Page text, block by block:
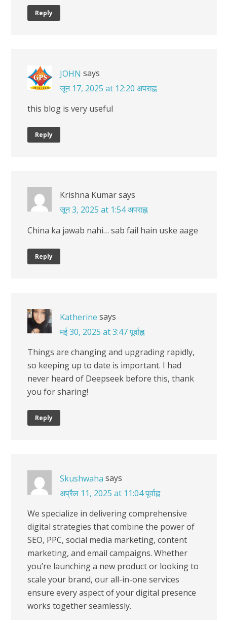
Reply
JOHN says
जून 17, 2025 at 12:20 अपराह्न
this blog is very useful
Reply
Krishna Kumarsays
जून 3, 2025 at 1:54 अपराह्न
China ka jawab nahi… sab fail hain uske aage
Reply
Katherine says
मई 30, 2025 at 3:47 पूर्वाह्न
Things are changing and upgrading rapidly,
so keeping up to date is important. I had
never heard of Deepseek before this, thank
you for sharing!
Reply
Skushwaha says
अप्रैल 11, 2025 at 11:04 पूर्वाह्न
We specialize in delivering comprehensive
digital strategies that combine the power of
SEO, PPC, social media marketing, content
marketing, and email campaigns. Whether
you’re launching a new product or looking to
scale your brand, our all-in-one services
ensure every aspect of your digital presence
works together seamlessly.